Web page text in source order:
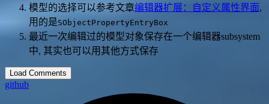
模型的选择可以参考文章编辑器扩展：自定义属性界面,
用的是SObjectPropertyEntryBox
最近一次编辑过的模型对象保存在一个编辑器subsystem
中, 其实也可以用其他方式保存
Load Comments
github